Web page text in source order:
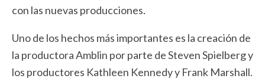
con las nuevas producciones.
Uno de los hechos más importantes es la creación de
la productora Amblin por parte de Steven Spielberg y
los productores Kathleen Kennedy y Frank Marshall.